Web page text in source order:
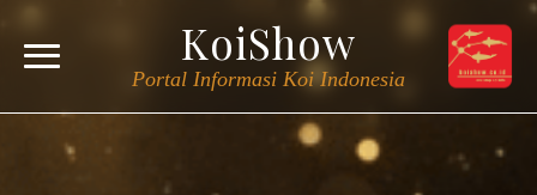
KoiShow
Portal Informasi Koi Indonesia